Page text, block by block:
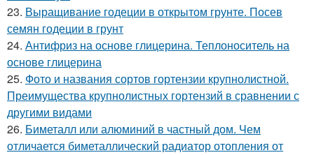
23. Выращивание годеции в открытом грунте. Посев
семян годеции в грунт
24. Антифриз на основе глицерина. Теплоноситель на
основе глицерина
25. Фото и названия сортов гортензии крупнолистной.
Преимущества крупнолистных гортензий в сравнении с
другими видами
26. Биметалл или алюминий в частный дом. Чем
отличается биметаллический радиатор отопления от